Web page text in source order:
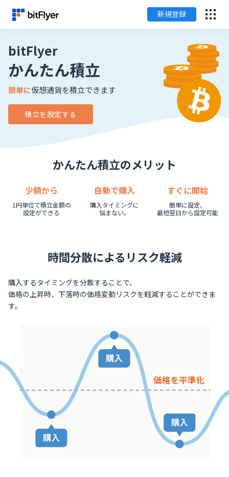
新規登録
暗号資産のはじめ方
料金
bitFlyer
かんたん積立
簡単に仮想通貨を積立できます
積立を設定する
かんたん積立のメリット
少額から
1円単位で積立金額の
設定ができる
自動で購入
購入タイミングに
悩まない。
すぐに開始
簡単に設定、
最短翌日から設定可能
時間分散によるリスク軽減
購入するタイミングを分散することで、
価格の上昇時、下落時の価格変動リスクを軽減することができま
す。